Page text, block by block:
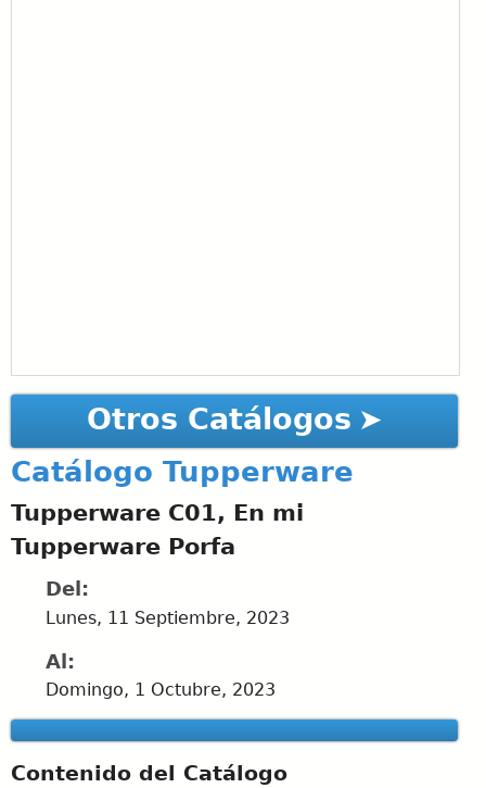
Otros Catálogos
Catálogo Tupperware
Tupperware C01, En mi
Tupperware Porfa
Del:
Lunes, 11 Septiembre, 2023
Al:
Domingo, 1 Octubre, 2023
Contenido del Catálogo